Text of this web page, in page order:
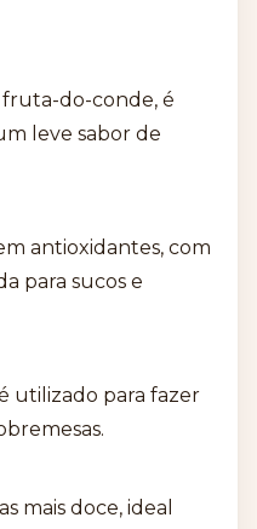
do-conde, é
leve sabor de
antioxidantes, com
para sucos e
utilizado para fazer
mais doce, ideal